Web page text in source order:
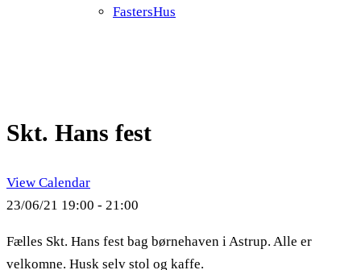
FastersHus
Skt. Hans fest
View Calendar
23/06/21 19:00 - 21:00
Fælles Skt. Hans fest bag børnehaven i Astrup. Alle er
velkomne. Husk selv stol og kaffe.